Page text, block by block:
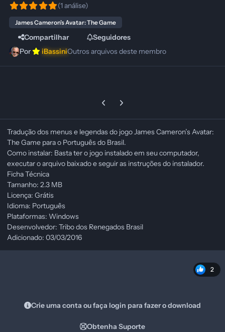
(1 análise)
James Cameron’s Avatar: The Game
Compartilhar
Seguidores
Por
iBassiniOutros arquivos deste membro
Previous carousel slide
Next carousel slide
Tradução dos menus e legendas do jogo James Cameron’s Avatar:
The Game para o Português do Brasil.
Como instalar: Basta ter o jogo instalado em seu computador,
executar o arquivo baixado e seguir as instruções do instalador.
Ficha Técnica
Tamanho: 2.3 MB
Licença: Grátis
Idioma: Português
Plataformas: Windows
Desenvolvedor: Tribo dos Renegados Brasil
Adicionado: 03/03/2016
2
Crie uma conta ou faça login para fazer o download
Obtenha Suporte